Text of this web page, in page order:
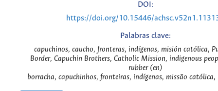
DOI:
https://doi.org/10.15446/
Palabras clave:
capuchinos, caucho, fronteras, indígenas, misión católica,
Border, Capuchin Brothers, Catholic Mission, indigenous
rubber (en)
borracha, capuchinhos, fronteiras, indígenas, missão